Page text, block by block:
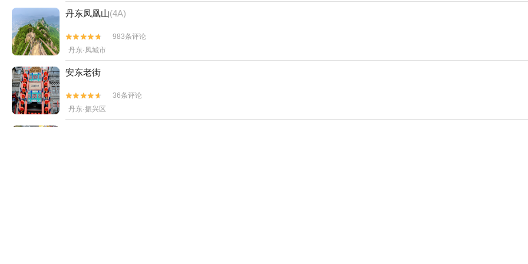
丹东凤凰山(4A)


983条评论
丹东·凤城市
安东老街


36条评论
丹东·振兴区